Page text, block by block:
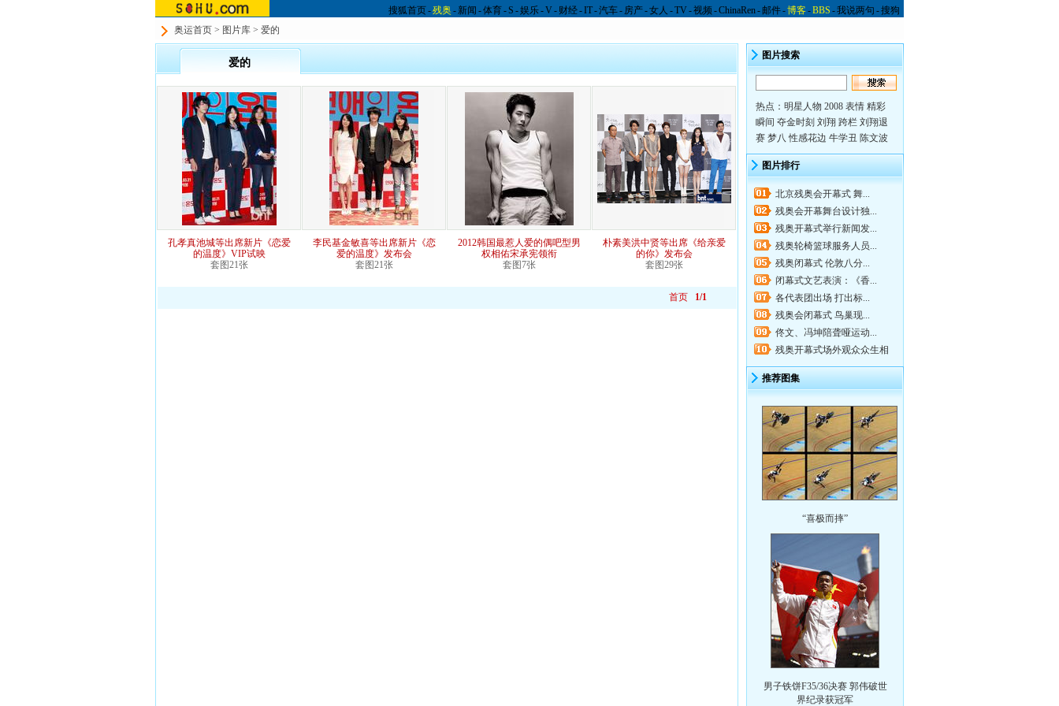
搜狐首页-残奥- 新闻 -体育-S -娱乐-V- 财经-IT-汽车- 房产-女人 -TV-视频-ChinaRen-邮件-博客-BBS -我说两句 -搜狗
奥运首页 > 图片库 > 爱的
爱的
孔孝真池城等出席新片《恋爱
的温度》VIP试映
套图21张
李民基金敏喜等出席新片《恋
爱的温度》发布会
套图21张
2012韩国最惹人爱的偶吧型男
权相佑宋承宪领衔
套图7张
朴素美洪中贤等出席《给亲爱
的你》发布会
套图29张
首页 1/1
图片搜索
热点： 明星人物 2008 表情 精彩
瞬间 夺金时刻 刘翔 跨栏 刘翔退
赛 梦八 性感花边 牛学丑 陈文波
图片排行
北京残奥会开幕式 舞...
残奥会开幕舞台设计独...
残奥开幕式举行新闻发...
残奥轮椅篮球服务人员...
残奥闭幕式 伦敦八分...
闭幕式文艺表演：《香...
各代表团出场 打出标...
残奥会闭幕式 鸟巢现...
佟文、冯坤陪聋哑运动...
残奥开幕式场外观众众生相
推荐图集
“喜极而摔”
男子铁饼F35/36决赛 郭伟破世
界纪录获冠军